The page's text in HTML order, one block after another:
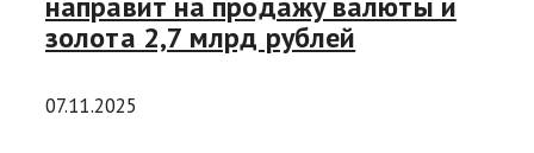
золота 2,7 млрд рублей
07.11.2025